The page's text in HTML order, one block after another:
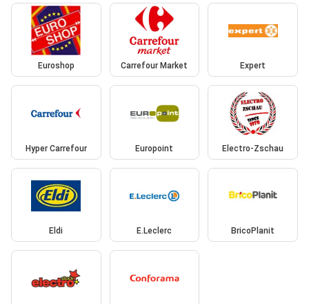
Euroshop Carrefour Market Expert
Hyper Carrefour Europoint Electro-Zschau
Eldi E.Leclerc BricoPlanit